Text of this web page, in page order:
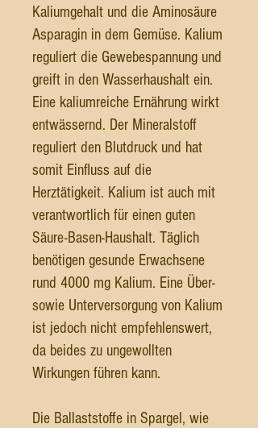
Kaliumgehalt und die Aminosäure
Asparagin in dem Gemüse. Kalium
reguliert die Gewebespannung und
greift in den Wasserhaushalt ein.
Eine kaliumreiche Ernährung wirkt
entwässernd. Der Mineralstoff
reguliert den Blutdruck und hat
somit Einfluss auf die
Herztätigkeit. Kalium ist auch mit
verantwortlich für einen guten
Säure-Basen-Haushalt. Täglich
benötigen gesunde Erwachsene
rund 4000 mg Kalium. Eine Über-
sowie Unterversorgung von Kalium
ist jedoch nicht empfehlenswert,
da beides zu ungewollten
Wirkungen führen kann.
Die Ballaststoffe in Spargel, wie